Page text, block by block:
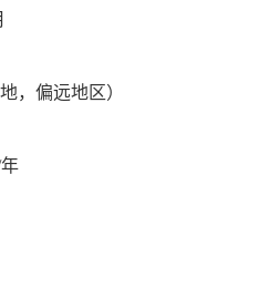
，偏远地区）
年